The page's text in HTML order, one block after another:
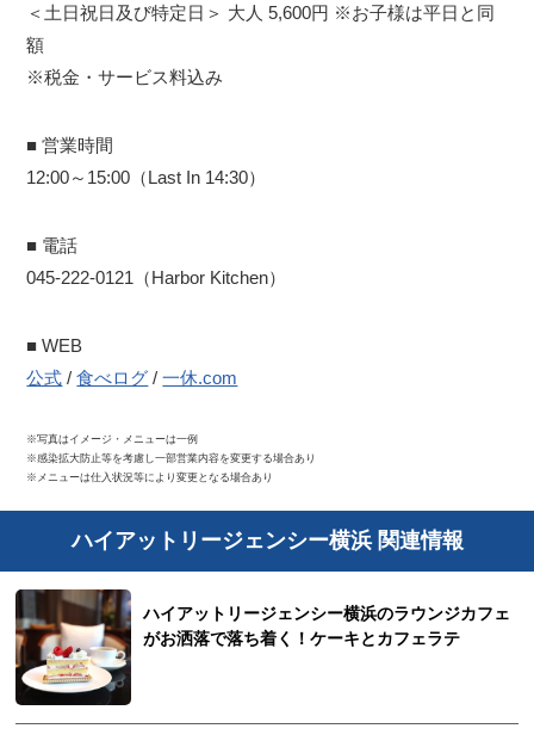
＜土日祝日及び特定日＞ 大人 5,600円 ※お子様は平日と同
額
※税金・サービス料込み
■ 営業時間
12:00～15:00（Last In 14:30）
■ 電話
045-222-0121（Harbor Kitchen）
■ WEB
公式 /食べログ /一休.com
※写真はイメージ・メニューは一例
※感染拡大防止等を考慮し一部営業内容を変更する場合あり
※メニューは仕入状況等により変更となる場合あり
ハイアットリージェンシー横浜 関連情報
ハイアットリージェンシー横浜のラウンジカフェ
がお洒落で落ち着く！ケーキとカフェラテ